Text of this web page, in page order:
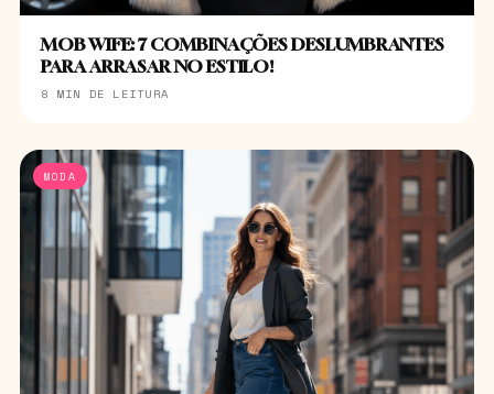
MOB WIFE: 7 COMBINAÇÕES DESLUMBRANTES
PARA ARRASAR NO ESTILO!
8 MIN DE LEITURA
MODA